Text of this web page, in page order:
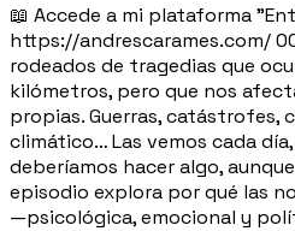
📖 Accede a mi plataforma
https://andrescarames.com/
rodeados de tragedias que
kilómetros, pero que nos
propias. Guerras, catástrofes,
climático… Las vemos cada
deberíamos hacer algo,
episodio explora por qué las
—psicológica, emocional y